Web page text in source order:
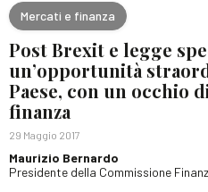
Mercati e finanza
Post Brexit e legge
un’opportunità
Paese, con un occhio
finanza
29 Maggio 2017
Maurizio Bernardo
Presidente della Commissione